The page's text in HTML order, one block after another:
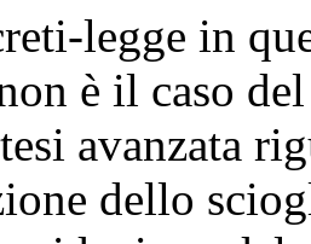
legge in
è il caso
avanzata
dello